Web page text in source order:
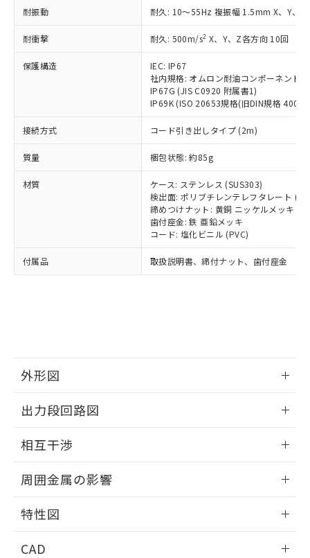
耐振動 耐久: 10～55Hz 複振幅 1.5mm X、Y、Z
耐衝撃 耐久: 500m/s2 X、Y、Z各方向 10回
保護構造
IEC: IP67
社内規格: オムロン耐油コンポーネント
IP67G (JIS C0920 附属書1)
IP69K (ISO 20653規格(旧DIN規格
接続方式 コード引き出しタイプ (2m)
質量 梱包状態: 約85g
材質
ケース: ステンレス (SUS303)
検出面: ポリブチレンテレフタレート
締めつけナット: 黄銅 ニッケルメッキ
歯付座金: 鉄 亜鉛メッキ
コード: 塩化ビニル (PVC)
付属品 取扱説明書、締付ナット、歯付座金
外形図
外形図
出力段回路図
出力段回路図
相互干渉
相互干渉
周囲金属の影響
周囲金属の影響
特性図
CAD
記載している更新日時点での社内デー
タに基づき作成されるものであり、閲
覧された時点での実際の在庫および標
準価格とは異なる場合があることをご
了承ください。
正式な納期状況および標準価格はお客
様のお取引先、またはお客様担当のオ
ムロン制御機器販売店・当社販売員に
ご相談ください。
オムロン制御機器販売店や当社販売拠
販売ネットワーク
」をご確認
在庫状況および標準価格結果を当社の
事前の承諾なく第三者に漏洩または開
示しないようお願いします。
マイパーツ機能（部品リスト作成サー
ビス）をご利用いただくには、I-Web
メンバーズにご登録されている必要が
あります。
をご了承ください。
の共同利用に関して"
の「1.共同利
用者の範囲」に記載されている法人を
指します。
六価クロム(Cr(Ⅵ)) 1000ppm以下、ポリ臭化ビフェニル
類(PBB) 1000ppm以下、ポリ臭化ジフェニルエーテル類
(PBDE) 1000ppm以下、フタル酸ビス(2-エチルヘキシ
ル) (DEHP)(別名：DOP) 1000ppm以下、フタル酸ブチ
ルベンジル（BBP） 1000ppm以下、フタル酸ジブチル
（DBP） 1000ppm以下、フタル酸ジイソブチル
但し、RoHS指令で産業用監視および制御機器に対する
適用除外項目は除く。
フタル酸エステル類の４物質については閾値を超える意
図的な使用がないことを確認しています。
部品在庫の切り替え状況などにより、予定
月が前後することがあります。
EU RoHS指令（10物質）の非含有証明書
51物質の非含有証明書（当社基準）
るもので、過去に遡って非含有を証明する
ものではありません。
また、RoHS指令のフタル酸エステル類４
物質の対応では、対応完了までの期間は出
荷製品に未対応品が混在することから備考
欄に対応日を記載しておりました。
していることから、特段のことがない限
り、2022年1月12日より割愛しておりま
*中国RoHS10物質の基準値 (GB/T26572)：
Pb(鉛) :1000ppm、 Hg(水銀) : 1000ppm、 Cd(カドミウ
Cr(Ⅵ)(六価クロム) : 1000ppm、 PBBs(ポリ臭化ビフェ
ニル類) : 1000ppm、 PBDEs(ポリ臭化ジフェニルエーテ
DBP(フタル酸ジブチル) : 1000ppm、 DIBP(フタル酸ジ
イソブチル) : 1000ppm、 BBP(フタル酸ブチルベンジ
DEHP(フタル酸ビス(2-エチルヘキシル)) : 1000ppm
※2 環境保護使用期限
「ｅ」：有害物質（10物質）のすべてが基
準値以下であることを示します。
「10」：通常の使用状況下において有害物
質が外部に漏えいし、環境に深刻な影響を
及ぼさない年数を意味します。
「－」：未確認です。当社販売部門へお問
（以下｢規制貨物等」という）を輸出
または国外への提供する場合は、日本
国政府の輸出許可(または役務取引許
可)を取得するなどの必要な手続きを
当社は規制貨物を破棄する場合は、完
全に破砕するなど、違法に輸出されな
いよう必要な手段を講じます。
当社は貴社製品を、核兵器、ミサイ
ル、化学兵器、生物兵器またはその他
武器並びにこれらの製造装置等に一切
使用いたしません。
当社は、貴社製品を第三者に販売する
場合は、上記1、2および3の内容を当
該第三者に通知します。また当社は、
販売先および販売に係わる関係者が違
法に輸出するおそれがある場合は、取
り引きをいたしません。
一定数以上の在庫あり
一定数には満たないが在庫あり
在庫なし(最新の在庫状況につ
いては、お客様のお取引先、ま
たはお客様担当のオムロン制御
機器販売店・当社販売員にご確
認ください)
受注生産機種、また在庫状況の
情報を公開していない機種